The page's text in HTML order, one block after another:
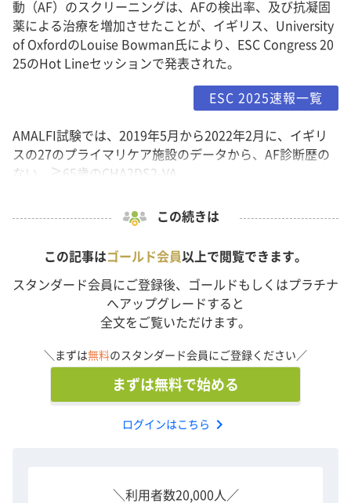
動（AF）のスクリーニングは、AFの検出率、及び抗凝固
薬による治療を増加させたことが、イギリス、University
of OxfordのLouise Bowman氏により、ESC Congress 20
25のHot Lineセッションで発表された。
ESC 2025速報一覧
AMALFI試験では、2019年5月から2022年2月に、イギリ
スの27のプライマリケア施設のデータから、AF診断歴の
ない、≧65歳のCHA2DS2-VA...
この続きは
この記事はゴールド会員以上で閲覧できます。
スタンダード会員にご登録後、ゴールドもしくはプラチナ
へアップグレードすると
全文をご覧いただけます。
＼まずは無料のスタンダード会員にご登録ください／
まずは無料で始める
ログインはこちら chevron_right
＼利用者数20,000人／